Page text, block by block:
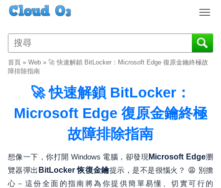
T
g
g
e
i
g
i
o
n
首頁 » Web » 🚀 快速解鎖 BitLocker：Microsoft Edge 復原金鑰終極故
障排除指南
🚀 快速解鎖 BitLocker：
Microsoft Edge 復原金鑰終極
故障排除指南
想像一下，你打開 Windows 電腦，卻發現 Microsoft Edge瀏
覽器彈出 BitLocker 恢復金鑰提示，是不是很惱火？ 😩 別擔
心－這份全面的指南將為你提供簡單易懂、切實可行的